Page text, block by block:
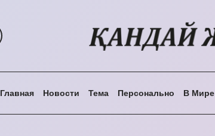
Главная Новости Тема Персонально В Мире